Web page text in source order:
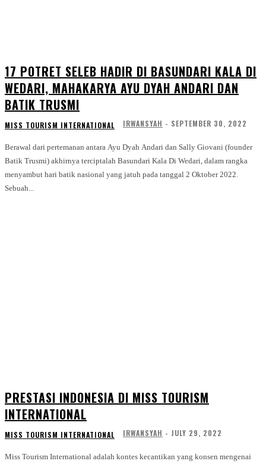
17 POTRET SELEB HADIR DI BASUNDARI KALA DI
WEDARI, MAHAKARYA AYU DYAH ANDARI DAN
BATIK TRUSMI
MISS TOURISM INTERNATIONAL IRWANSYAH - SEPTEMBER 30, 2022
Berawal dari pertemanan antara Ayu Dyah Andari dan Sally Giovani (founder
Batik Trusmi) akhirnya terciptalah Basundari Kala Di Wedari, dalam rangka
menyambut hari batik nasional yang jatuh pada tanggal 2 Oktober 2022.
Sebuah...
PRESTASI INDONESIA DI MISS TOURISM
INTERNATIONAL
MISS TOURISM INTERNATIONAL IRWANSYAH - JULY 29, 2022
Miss Tourism International adalah kontes kecantikan yang konsen mengenai